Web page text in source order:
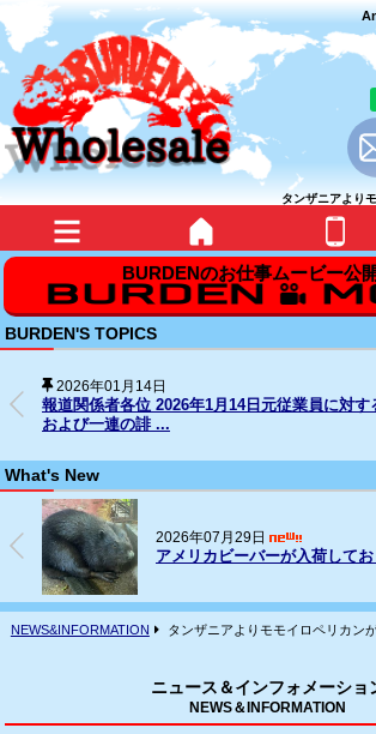
タンザニアより
BURDEN'S TOPICS
出 2025年12月31日
SNS上の名誉毀損行為に対する法的
What's New
2026年07月16日
フェレット(ヨ
NEWS&INFORMATION タンザニアよりモモイロペリカン
ニュース＆インフォメーショ
NEWS＆INFORMATION